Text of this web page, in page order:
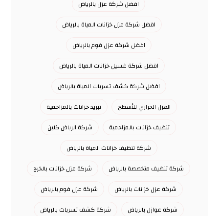
افضل شركة عزل بالرياض
افضل شركة عزل خزانات المياة بالرياض
افضل شركة عزل فوم بالرياض
افضل شركة غسيل خزانات المياة بالرياض
افضل شركة كشف تسربات المياة بالرياض
العزل الحراري للأسطح
تبريد خزانات بالمزاحمية
تنظيف خزانات بالمزاحمية
شركة الرياض كلين
شركة تنظيف خزانات المياة بالرياض
شركة تنظيف متخصصة بالرياض
شركة عزل خزانات بالخرج
شركة عزل خزانات بالرياض
شركة عزل فوم بالرياض
شركة عوازل بالرياض
شركة كشف تسربات بالرياض